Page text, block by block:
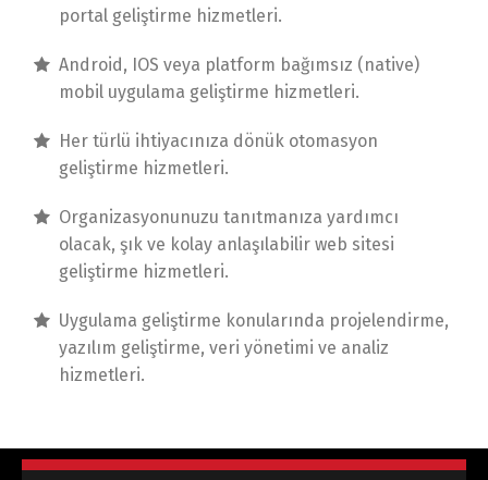
portal geliştirme hizmetleri.
Android, IOS veya platform bağımsız (native)
mobil uygulama geliştirme hizmetleri.
Her türlü ihtiyacınıza dönük otomasyon
geliştirme hizmetleri.
Organizasyonunuzu tanıtmanıza yardımcı
olacak, şık ve kolay anlaşılabilir web sitesi
geliştirme hizmetleri.
Uygulama geliştirme konularında projelendirme,
yazılım geliştirme, veri yönetimi ve analiz
hizmetleri.